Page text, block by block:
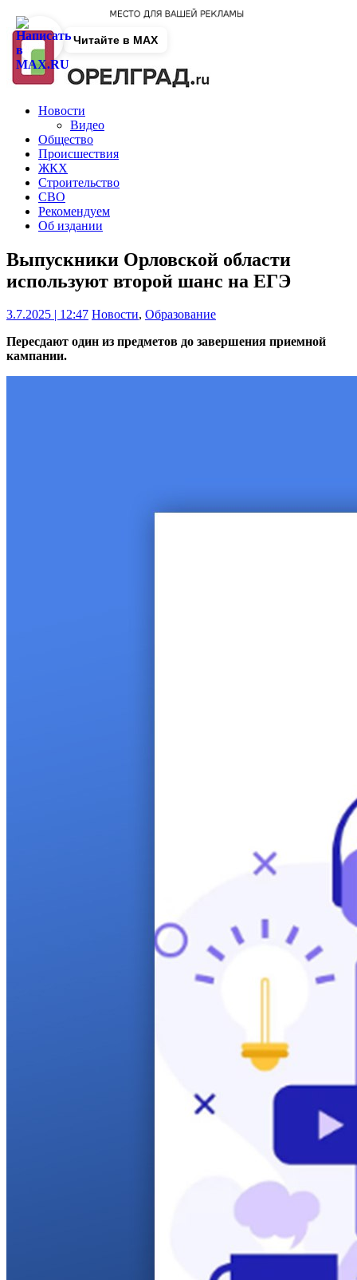
Новости
Видео
Общество
Происшествия
ЖКХ
Строительство
СВО
Рекомендуем
Об издании
Выпускники Орловской области
используют второй шанс на ЕГЭ
3.7.2025 | 12:47 Новости, Образование
Пересдают один из предметов до завершения приемной
кампании.
Читайте в MAX